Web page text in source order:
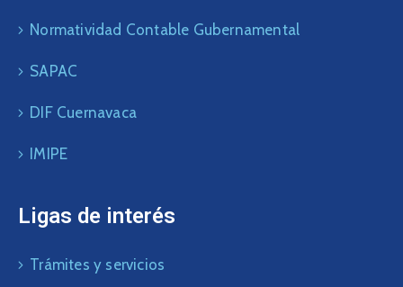
Normatividad Contable Gubernamental
SAPAC
DIF Cuernavaca
IMIPE
Ligas de interés
Trámites y servicios